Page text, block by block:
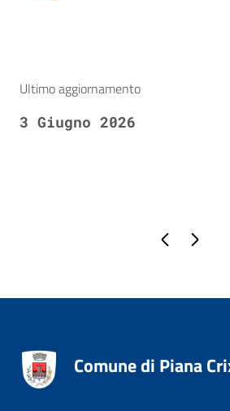
Ultimo aggiornamento
3 Giugno 2026
Pagina
Comune di Piana